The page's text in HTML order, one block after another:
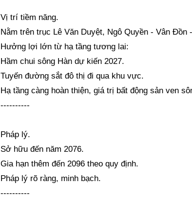
Vị trí tiềm năng.
Nằm trên trục Lê Văn Duyệt, Ngô Quyền - Vân Đồn
Hưởng lợi lớn từ hạ tầng tương lai:
Hầm chui sông Hàn dự kiến 2027.
Tuyến đường sắt đô thị đi qua khu vực.
Hạ tầng càng hoàn thiện, giá trị bất động sản ven
----------
Pháp lý.
Sở hữu đến năm 2076.
Gia hạn thêm đến 2096 theo quy định.
Pháp lý rõ ràng, minh bạch.
----------